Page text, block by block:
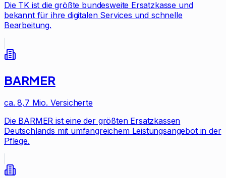
Die TK ist die größte bundesweite Ersatzkasse und
bekannt für ihre digitalen Services und schnelle
Bearbeitung.
BARMER
ca. 8,7 Mio. Versicherte
Die BARMER ist eine der größten Ersatzkassen
Deutschlands mit umfangreichem Leistungsangebot in der
Pflege.